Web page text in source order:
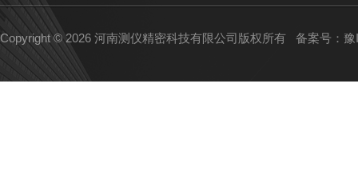
Copyright © 2026 河南测仪精密科技有限公司版权所有 备案号：